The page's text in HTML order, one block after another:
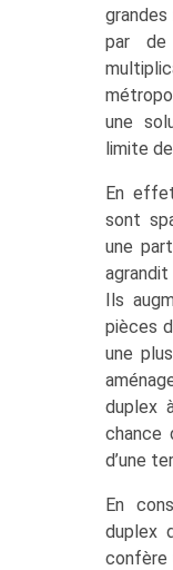
par de
une
limite
En
sont
une
agrandit
Ils
pièces
une
duplex
chance
d’une
En
duplex
confère